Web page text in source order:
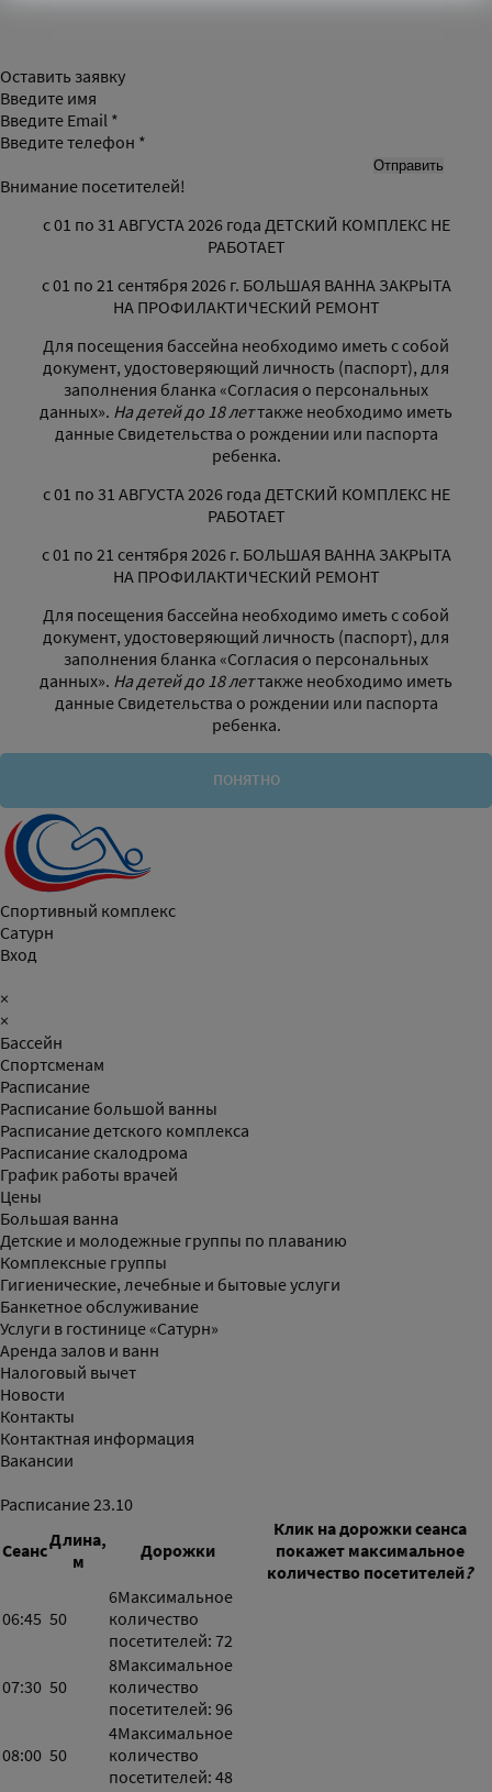
Оставить заявку
Введите имя
Введите Email *
Введите телефон *
Внимание посетителей!
с 01 по 31 АВГУСТА 2026 года ДЕТСКИЙ КОМПЛЕКС НЕ
РАБОТАЕТ
с 01 по 21 сентября 2026 г. БОЛЬШАЯ ВАННА ЗАКРЫТА
НА ПРОФИЛАКТИЧЕСКИЙ РЕМОНТ
Для посещения бассейна необходимо иметь с собой
документ, удостоверяющий личность (паспорт), для
заполнения бланка «Согласия о персональных
данных». На детей до 18 леттакже необходимо иметь
данные Свидетельства о рождении или паспорта
ребенка.
с 01 по 31 АВГУСТА 2026 года ДЕТСКИЙ КОМПЛЕКС НЕ
РАБОТАЕТ
с 01 по 21 сентября 2026 г. БОЛЬШАЯ ВАННА ЗАКРЫТА
НА ПРОФИЛАКТИЧЕСКИЙ РЕМОНТ
Для посещения бассейна необходимо иметь с собой
документ, удостоверяющий личность (паспорт), для
заполнения бланка «Согласия о персональных
данных». На детей до 18 леттакже необходимо иметь
данные Свидетельства о рождении или паспорта
ребенка.
ПОНЯТНО
Спортивный комплекс
Сатурн
Вход
×
×
Бассейн
Спортсменам
Расписание
Расписание большой ванны
Расписание детского комплекса
Расписание скалодрома
График работы врачей
Цены
Большая ванна
Детские и молодежные группы по плаванию
Комплексные группы
Гигиенические, лечебные и бытовые услуги
Банкетное обслуживание
Услуги в гостинице «Сатурн»
Аренда залов и ванн
Налоговый вычет
Новости
Контакты
Контактная информация
Вакансии
Расписание23.10
СеансДлина,
м
Дорожки
Клик на дорожки сеанса
покажет максимальное
количество посетителей?
06:45 50
6Максимальное
количество
посетителей: 72
07:30 50
8Максимальное
количество
посетителей: 96
08:00 50
4Максимальное
количество
посетителей: 48